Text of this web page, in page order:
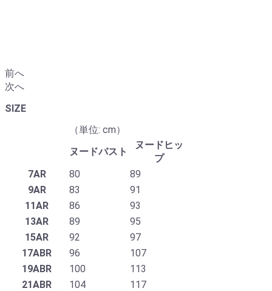
前へ
次へ
SIZE
（単位: cm）
ヌードバスト
ヌードヒッ
プ
7AR
80
89
9AR
83
91
11AR
86
93
13AR
89
95
15AR
92
97
17ABR
96
107
19ABR
100
113
21ABR
104
117